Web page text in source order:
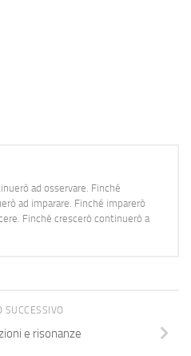
ad osservare. Finché
ad imparare. Finché imparerò
Finché crescerò continuerò a
SUCCESSIVO
e risonanze